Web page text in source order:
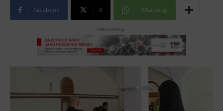
Facebook X WhatsApp
-Marketing-